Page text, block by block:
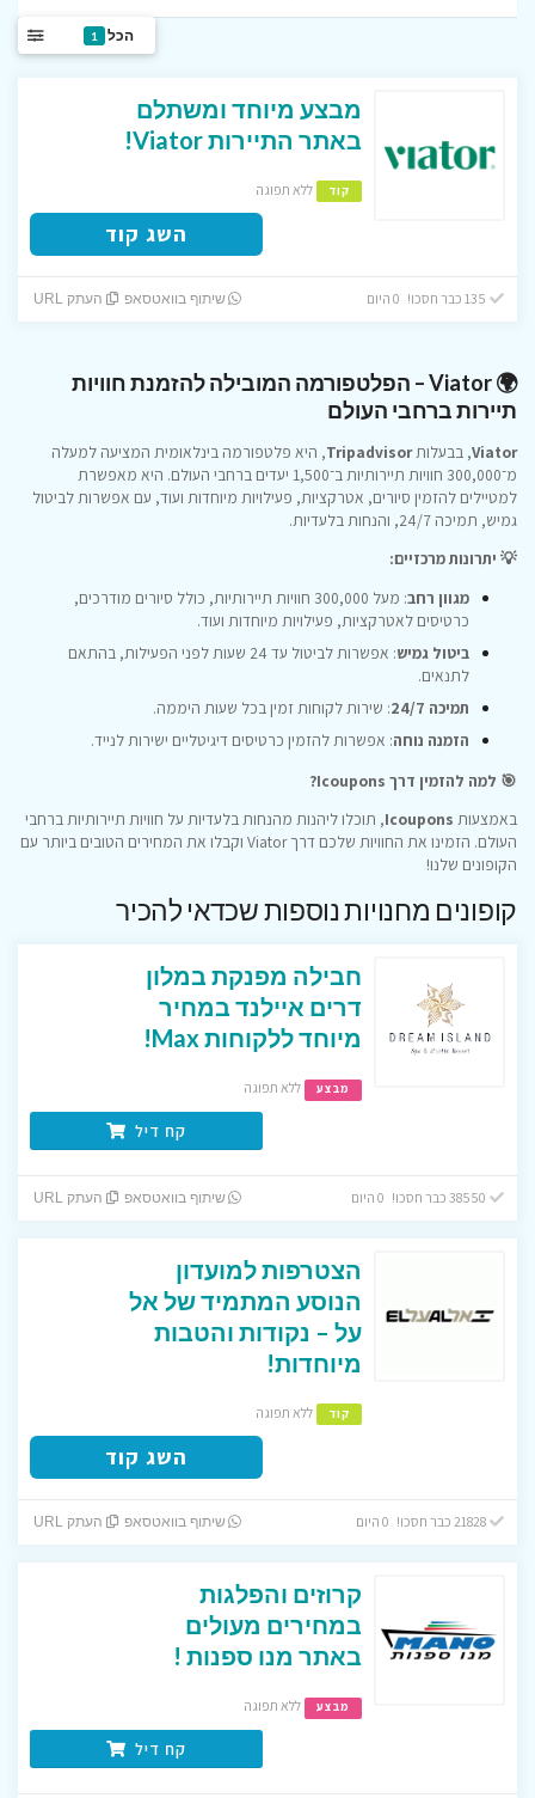
הכל 1
מבצע מיוחד ומשתלם
באתר התיירות Viator!
קוד ללא תפוגה
השג קוד
שיתוף בוואטסאפ העתק URL
🌍 Viator – הפלטפורמה המובילה להזמנת חוויות
תיירות ברחבי העולם
Viator, בבעלותTripadvisor, היא פלטפורמה בינלאומית המציעה למעלה
מ־300,000 חוויות תיירותיות ב־1,500 יעדים ברחבי העולם.
היא מאפשרת
למטיילים להזמין סיורים, אטרקציות, פעילויות מיוחדות ועוד, עם אפשרות לביטול
גמיש, תמיכה 24/7, והנחות בלעדיות.
💡 יתרונות מרכזיים:
מגוון רחב
: מעל 300,000 חוויות תיירותיות, כולל סיורים מודרכים,
כרטיסים לאטרקציות, פעילויות מיוחדות ועוד.
ביטול גמיש
: אפשרות לביטול עד 24 שעות לפני הפעילות, בהתאם
לתנאים.
תמיכה 24/7
: שירות לקוחות זמין בכל שעות היממה.
הזמנה נוחה: אפשרות להזמין כרטיסים דיגיטליים ישירות לנייד.
🎯 למה להזמין דרך Icoupons?
באמצעות Icoupons, תוכלו ליהנות מהנחות בלעדיות על חוויות תיירותיות ברחבי
העולם.
הזמינו את החוויות שלכם דרך Viator וקבלו את המחירים הטובים ביותר עם
הקופונים שלנו!
קופונים מחנויות נוספות שכדאי להכיר
חבילה מפנקת במלון
דרים איילנד במחיר
מיוחד ללקוחות Max!
מבצע ללא תפוגה
קח דיל
שיתוף בוואטסאפ העתק URL
הצטרפות למועדון
הנוסע המתמיד של אל
על – נקודות והטבות
מיוחדות!
קוד ללא תפוגה
השג קוד
21828 כבר חסכו! 0 היום שיתוף בוואטסאפ העתק URL
קרוזים והפלגות
במחירים מעולים
באתר מנו ספנות !
מבצע ללא תפוגה
קח דיל